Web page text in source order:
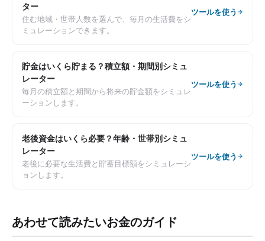
ター
住む地域・世帯人数を選んで、毎月の生活費をシ
ミュレーションできます。
ツールを使う
貯金はいくら貯まる？積立額・期間別シミュ
レーター
毎月の積立額と期間から将来の貯金額をシミュレ
ーションします。
ツールを使う
老後資金はいくら必要？年齢・世帯別シミュ
レーター
老後に必要な生活費と貯蓄目標額をシミュレーシ
ョンします。
ツールを使う
あわせて読みたいお金のガイド